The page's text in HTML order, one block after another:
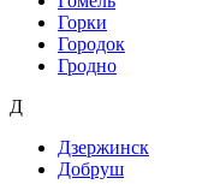
Горки
Городок
Гродно
Д
Дзержинск
Добруш